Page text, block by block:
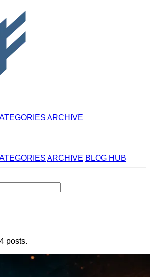
ARCHIVE
ARCHIVE BLOG HUB
posts.